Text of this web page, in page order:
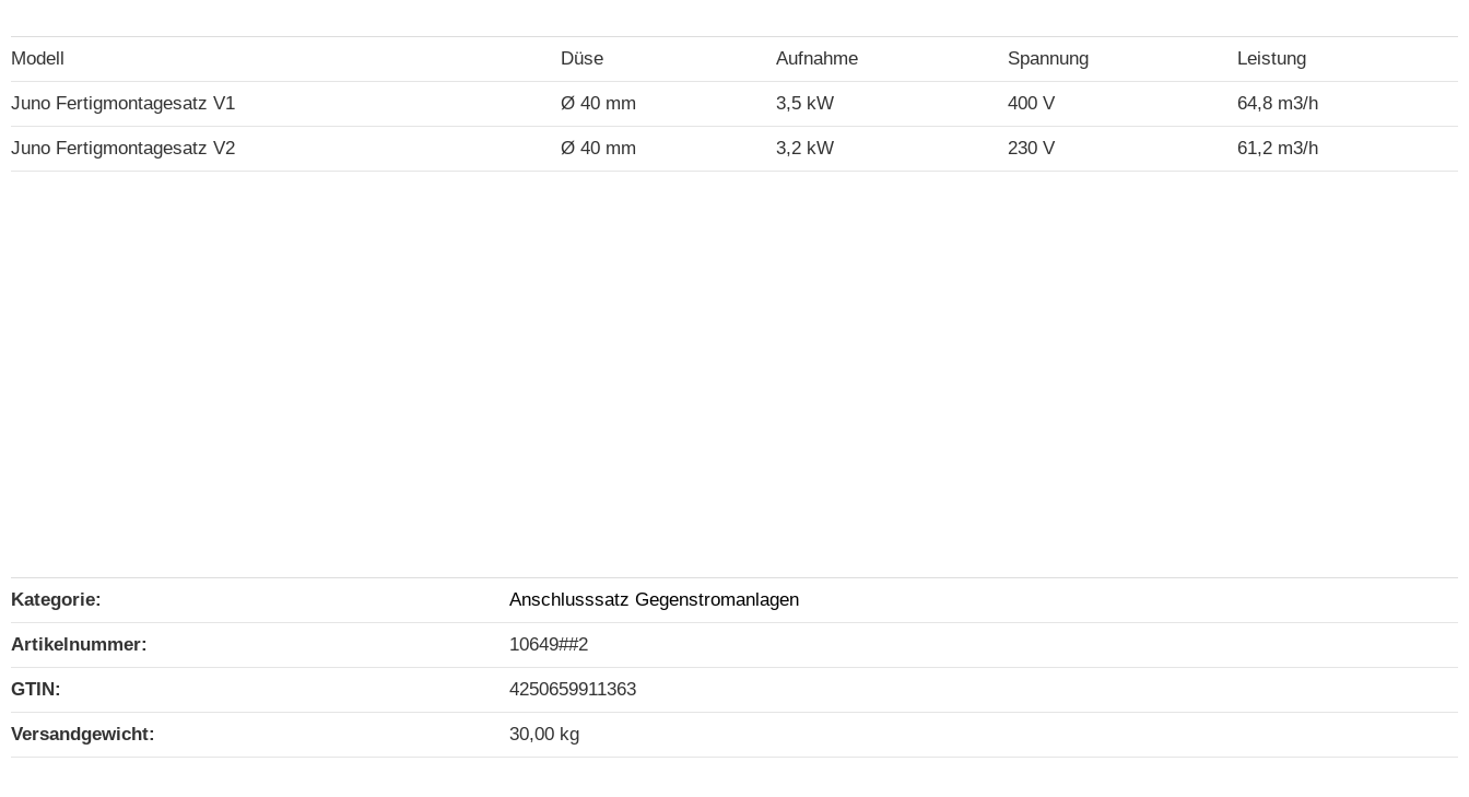
Modell Düse Aufnahme Spannung Leistung
Juno Fertigmontagesatz V1 Ø 40 mm 3,5 kW 400 V 64,8 m3/h
Juno Fertigmontagesatz V2 Ø 40 mm 3,2 kW 230 V 61,2 m3/h
Produkteigenschaft
Wert
Kategorie: Anschlusssatz Gegenstromanlagen
Artikelnummer: 10649##2
GTIN: 4250659911363
Versandgewicht‍: 30,00 kg